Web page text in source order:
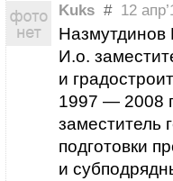
Kuks #12
Назмутдинов
И.о.
и
1997 — 2008
заместитель
подготовки
и